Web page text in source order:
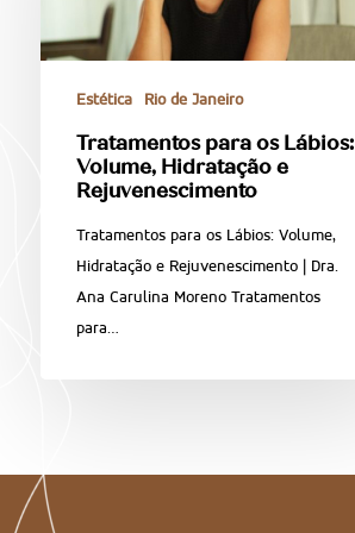
Estética Rio de Janeiro
Tratamentos para os Lábios:
Volume, Hidratação e
Rejuvenescimento
Tratamentos para os Lábios: Volume,
Hidratação e Rejuvenescimento | Dra.
Ana Carulina Moreno Tratamentos
para…